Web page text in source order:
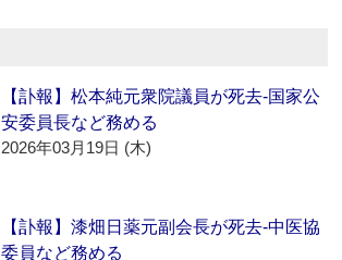
【訃報】松本純元衆院議員が死去‐国家公
安委員長など務める
2026年03月19日 (木)
【訃報】漆畑日薬元副会長が死去‐中医協
委員など務める